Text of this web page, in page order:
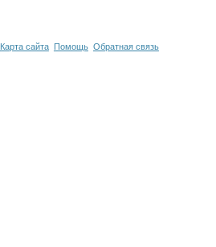
Гороскоп
Карта сайта Помощь Обратная связь